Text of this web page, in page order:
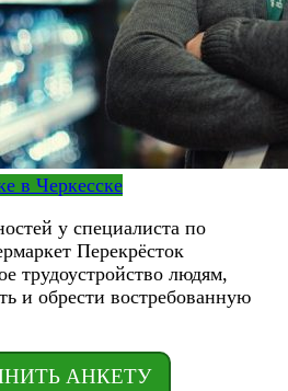
в Черкесске
у специалиста по
Перекрёсток
трудоустройство людям,
и обрести востребованную
АНКЕТУ